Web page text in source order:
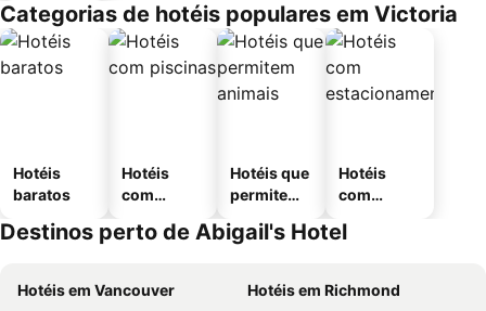
Categorias de hotéis populares em Victoria
Hotéis
baratos
Hotéis
com
Hotéis que
permitem
Hotéis
com
mento
Destinos perto de Abigail's Hotel
Hotéis em Vancouver
Hotéis em Richmond